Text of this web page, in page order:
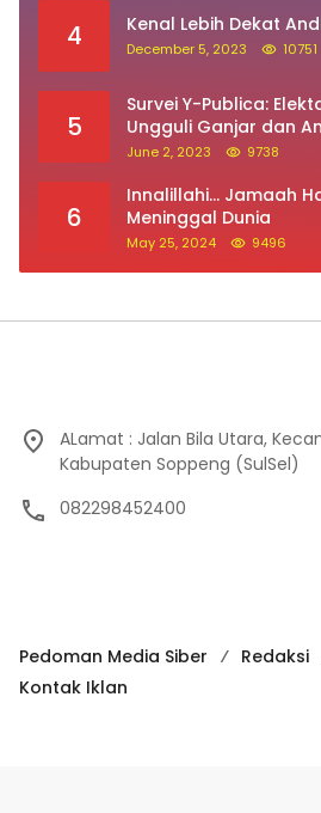
4 Kenal Lebih Dekat
December 5, 2023 10751
5
Survei Y-Publica:
Ungguli Ganjar dan
Kepuasan Terhadap
June 2, 2023 9738
6
Innalillahi… Jamaah
Meninggal Dunia
May 25, 2024 9496
ALamat : Jalan Bila Utara,
Kabupaten Soppeng (SulSel)
082298452400
Pedoman Media Siber Redaksi
Kontak Iklan